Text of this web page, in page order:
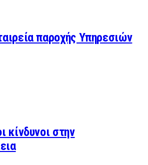
παροχής Υπηρεσιών
κίνδυνοι στην